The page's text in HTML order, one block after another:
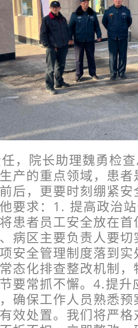
，院长助理魏勇检
产的重点领域，患
后，更要时刻绷紧
要求：1. 提高政治
患者员工安全放在
病区主要负责人要
安全管理制度落到
态化排查整改机制
要常抓不懈。4.提
确保工作人员熟悉
效处置。我们将严